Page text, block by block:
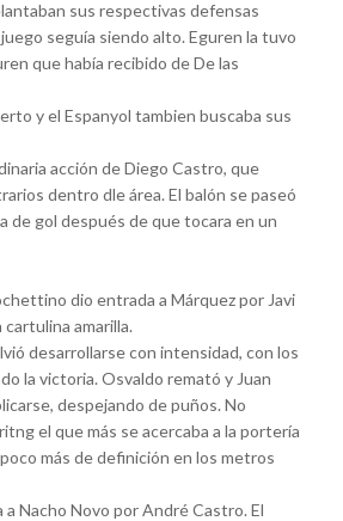
sus respectivas defensas
seguía siendo alto. Eguren la tuvo
que había recibido de De las
y el Espanyol tambien buscaba sus
acción de Diego Castro, que
dentro dle área. El balón se paseó
de gol después de que tocara en un
dio entrada a Márquez por Javi
amarilla.
desarrollarse con intensidad, con los
la victoria. Osvaldo remató y Juan
despejando de puños. No
el que más se acercaba a la portería
más de definición en los metros
Nacho Novo por André Castro. El